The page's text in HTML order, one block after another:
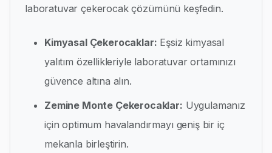
laboratuvar çekerocak çözümünü keşfedin.
Kimyasal Çekerocaklar: Eşsiz kimyasal
yalıtım özellikleriyle laboratuvar ortamınızı
güvence altına alın.
Zemine Monte Çekerocaklar: Uygulamanız
için optimum havalandırmayı geniş bir iç
mekanla birleştirin.